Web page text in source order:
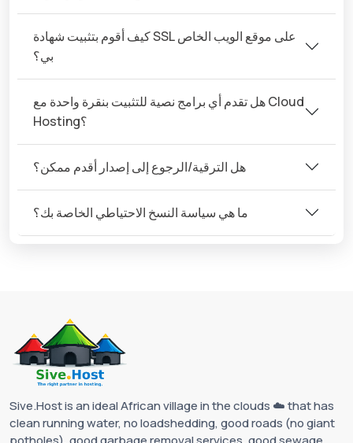
كيف أقوم بتثبيت شهادة SSL على موقع الويب الخاص
بي؟
هل تقدم أي برامج نصية للتثبيت بنقرة واحدة مع Cloud
Hosting؟
هل الترقية/الرجوع إلى إصدار أقدم ممكن؟
ما هي سياسة النسخ الاحتياطي الخاصة بك؟
Sive.Host is an ideal African village in the clouds ☁️ that has
clean running water, no loadshedding, good roads (no giant